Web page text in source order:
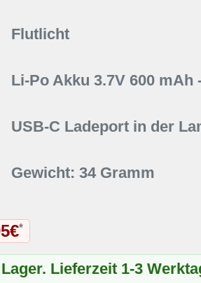
Flutlicht
Li-Po Akku 3.7V 600
USB-C Ladeport in der
Gewicht: 34 Gramm
*
Lieferzeit 1-3